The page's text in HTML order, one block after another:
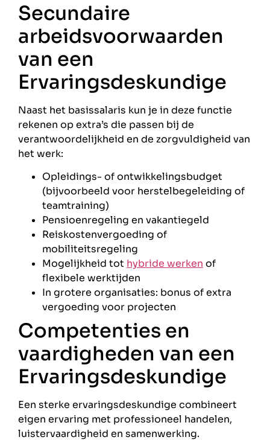
Secundaire
arbeidsvoorwaarden
van een
Ervaringsdeskundige
Naast het basissalaris kun je in deze functie
rekenen op extra’s die passen bij de
verantwoordelijkheid en de zorgvuldigheid van
het werk:
Opleidings- of ontwikkelingsbudget
(bijvoorbeeld voor herstelbegeleiding of
teamtraining)
Pensioenregeling en vakantiegeld
Reiskostenvergoeding of
mobiliteitsregeling
Mogelijkheid tot hybride werken of
flexibele werktijden
In grotere organisaties: bonus of extra
vergoeding voor projecten
Competenties en
vaardigheden van een
Ervaringsdeskundige
Een sterke ervaringsdeskundige combineert
eigen ervaring met professioneel handelen,
luistervaardigheid en samenwerking.